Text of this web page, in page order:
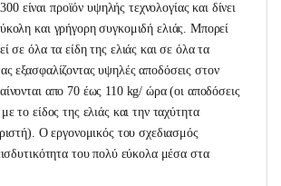
είναι προϊόν υψηλής τεχνολογίας και δίνει
και γρήγορη συγκομιδή ελιάς. Μπορεί
σε όλα τα είδη της ελιάς και σε όλα τα
εξασφαλίζοντας υψηλές αποδόσεις στον
απο 70 έως 110 kg/ ώρα (οι αποδόσεις
το είδος της ελιάς και την ταχύτητα
Ο εργονομικός του σχεδιασμός
του πολύ εύκολα μέσα στα